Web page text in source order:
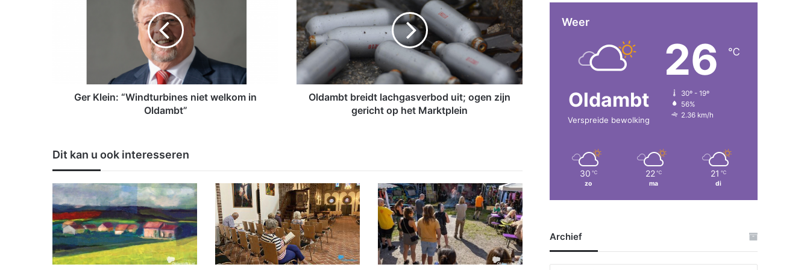
t
u
r
b
i
n
e
s
n
Ger Klein: “Windturbines niet welkom in
Oldambt”
d
a
m
b
t
b
r
c
h
g
a
s
v
e
r
Oldambt breidt lachgasverbod uit; ogen zijn
gericht op het Marktplein
Dit kan u ook interesseren
Weer
Oldambt
Verspreide bewolking
26 ℃
30º - 19º
56%
2.36 km/h
30 ℃
zo
22 ℃
ma
21 ℃
di
Archief